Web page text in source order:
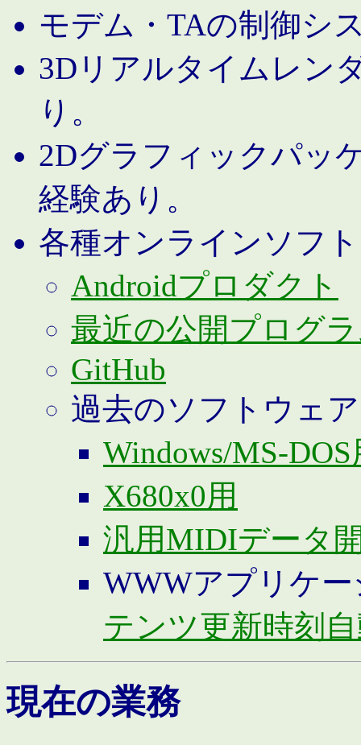
モデム・TAの制御シ
3Dリアルタイムレン
り。
2Dグラフィックパッ
経験あり。
各種オンラインソフ
Androidプロダクト
最近の公開プログ
GitHub
過去のソフトウェア
Windows/MS-DOS
X680x0用
汎用MIDIデータ
WWWアプリケ
テンツ更新時刻
現在の業務